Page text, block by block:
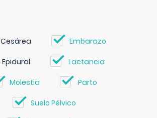
Cesárea Embarazo
Epidural Lactancia
Molestia Parto
Suelo Pélvico